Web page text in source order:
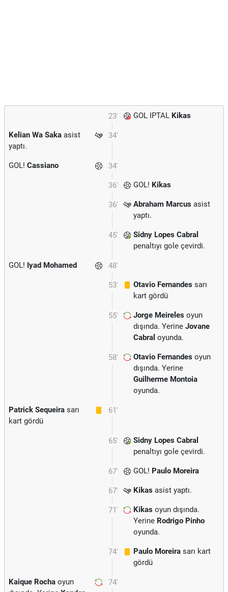
23' GOL IPTAL Kikas
34'
Kelian Wa Saka asist
yaptı.
34'
GOL! Cassiano
36' GOL! Kikas
36' Abraham Marcus asist
yaptı.
45'
Sidny Lopes Cabral
penaltıyı gole çevirdi.
48'
GOL! Iyad Mohamed
53' Otavio Fernandes sarı
kart gördü
55' Jorge Meireles oyun
dışında. Yerine Jovane
Cabral oyunda.
58' Otavio Fernandes oyun
dışında. Yerine
Guilherme Montoia
oyunda.
61'
Patrick Sequeira sarı
kart gördü
65'
Sidny Lopes Cabral
penaltıyı gole çevirdi.
67' GOL! Paulo Moreira
67' Kikas asist yaptı.
71' Kikas oyun dışında.
Yerine Rodrigo Pinho
oyunda.
74' Paulo Moreira sarı kart
gördü
74'
Kaique Rocha oyun